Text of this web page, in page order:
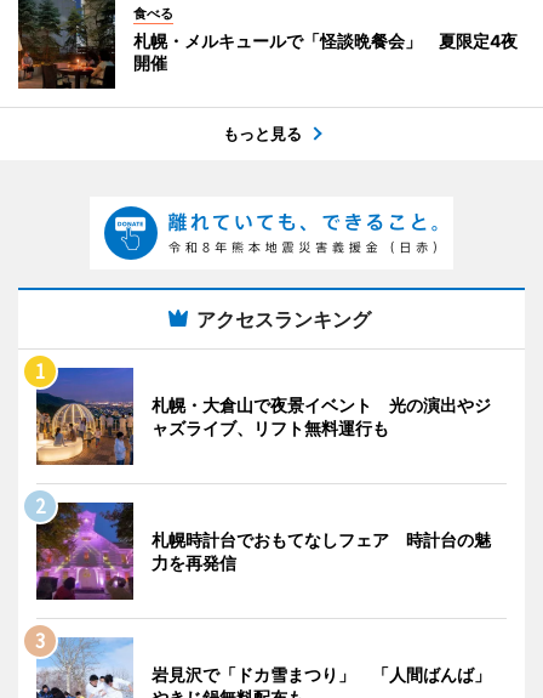
食べる
札幌・メルキュールで「怪談晩餐会」 夏限定4夜
開催
もっと見る
アクセスランキング
札幌・大倉山で夜景イベント 光の演出やジ
ャズライブ、リフト無料運行も
札幌時計台でおもてなしフェア 時計台の魅
力を再発信
岩見沢で「ドカ雪まつり」 「人間ばんば」